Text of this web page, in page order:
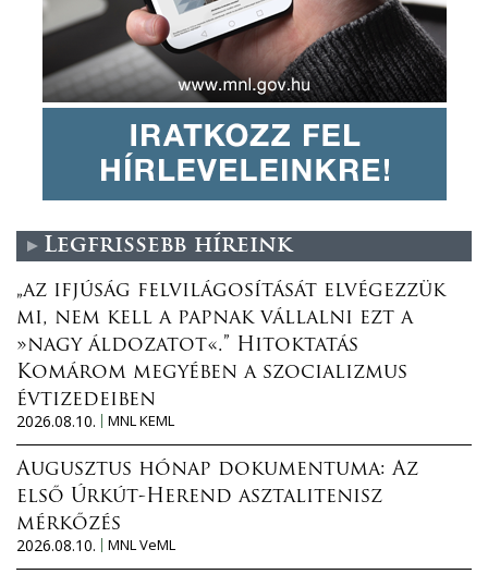
Legfrissebb híreink
„az ifjúság felvilágosítását elvégezzük
mi, nem kell a papnak vállalni ezt a
»nagy áldozatot«.” Hitoktatás
Komárom megyében a szocializmus
évtizedeiben
2026.08.10.
MNL KEML
Augusztus hónap dokumentuma: Az
első Úrkút-Herend asztalitenisz
mérkőzés
2026.08.10.
MNL VeML